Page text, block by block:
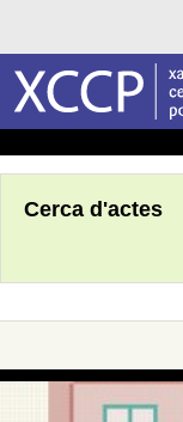
Cerca d'actes